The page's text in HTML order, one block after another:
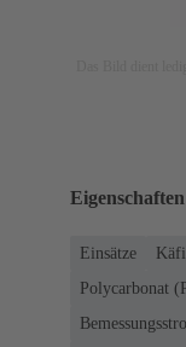
Einsätze
Polycarbonat